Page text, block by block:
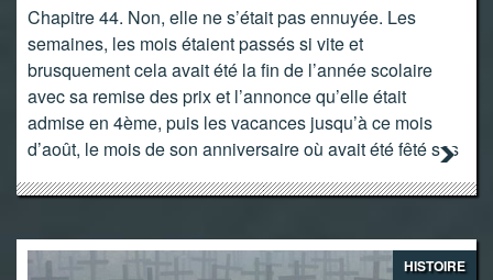
Chapitre 44. Non, elle ne s’était pas ennuyée. Les
semaines, les mois étaient passés si vite et
brusquement cela avait été la fin de l’année scolaire
avec sa remise des prix et l’annonce qu’elle était
admise en 4ème, puis les vacances jusqu’à ce mois
d’août, le mois de son anniversaire où avait été fêté ses
HISTOIRE